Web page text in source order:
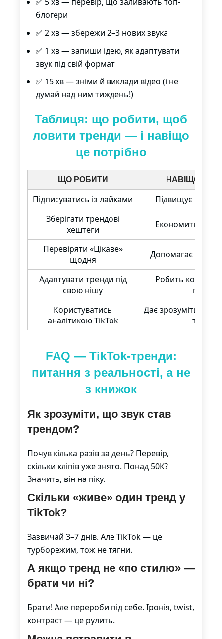
блогери
✅ 2 хв — збережи 2–3 нових звука
✅ 1 хв — запиши ідею, як адаптувати
звук під свій формат
✅ 15 хв — зніми й виклади відео (і не
думай над ним тиждень!)
Таблиця: що робити, щоб
ловити тренди — і навіщо
це потрібно
ЩО РОБИТИ НАВІЩО ЦЕ
Підписуватись із лайками
Підвищує шанс
Зберігати трендові
хештеги
Економить час і
Перевіряти «Цікаве»
щодня
Допомагає не
Адаптувати тренди під
свою нішу
Робить контент
Користуватись
аналітикою TikTok
Дає зрозуміти, що
твоїй
FAQ — TikTok-тренди:
питання з реальності, а не
з книжок
Як зрозуміти, що звук став
трендом?
Почув кілька разів за день? Перевір,
скільки кліпів уже знято. Понад 50К?
Значить, він на піку.
Скільки «живе» один тренд у
TikTok?
Зазвичай 3–7 днів. Але TikTok — це
турборежим, тож не тягни.
А якщо тренд не «по стилю» —
брати чи ні?
Брати! Але перероби під себе. Іронія, twist,
контраст — це рулить.